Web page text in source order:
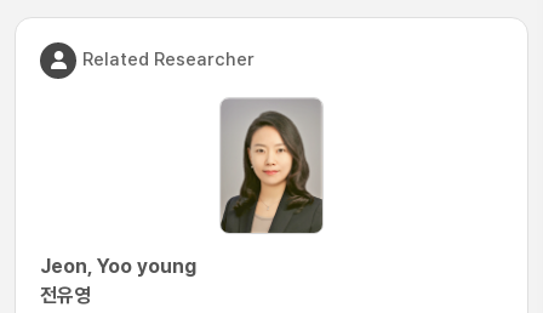
Related Researcher
Jeon, Yoo young
전유영